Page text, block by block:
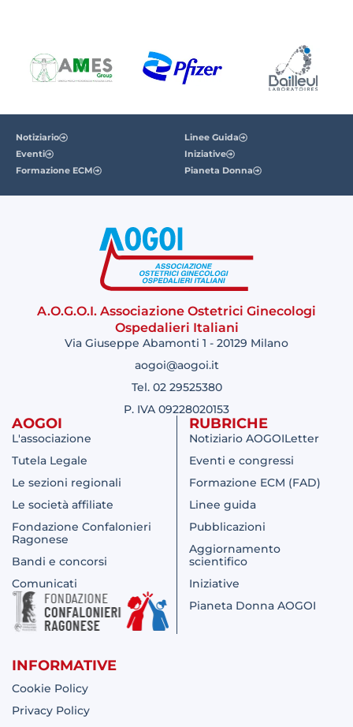
Notiziario
Eventi
Formazione ECM
Linee Guida
Iniziative
Pianeta Donna
A.O.G.O.I. Associazione Ostetrici Ginecologi
Ospedalieri Italiani
Via Giuseppe Abamonti 1 - 20129 Milano
aogoi@aogoi.it
Tel. 02 29525380
P. IVA 09228020153
AOGOI
L'associazione
Tutela Legale
Le sezioni regionali
Le società affiliate
Fondazione Confalonieri
Ragonese
Bandi e concorsi
Comunicati
RUBRICHE
Notiziario AOGOILetter
Eventi e congressi
Formazione ECM (FAD)
Linee guida
Pubblicazioni
Aggiornamento
scientifico
Iniziative
Pianeta Donna AOGOI
INFORMATIVE
Cookie Policy
Privacy Policy